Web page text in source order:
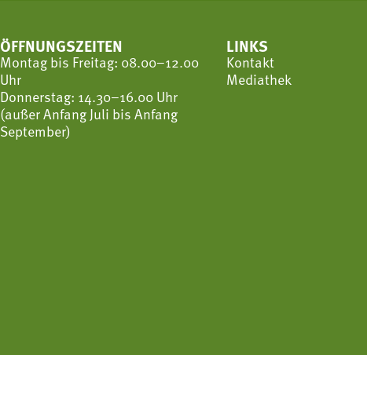
ÖFFNUNGSZEITEN
Montag bis Freitag: 08.00–12.00
Uhr
Donnerstag: 14.30–16.00 Uhr
(außer Anfang Juli bis Anfang
September)
LINKS
Kontakt
Mediathek